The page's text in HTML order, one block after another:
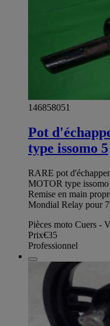
146858051
Pot
type issomo 5
RARE pot
MOTOR type issomo
Remise en main
Mondial Relay pour
Pièces moto Cuers -
Prix€35
Professionnel